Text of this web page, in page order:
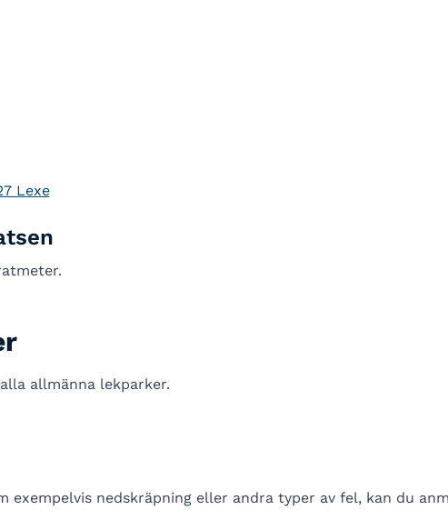
Lexe
allmänna lekparker.
exempelvis nedskräpning eller andra typer av fel, kan du